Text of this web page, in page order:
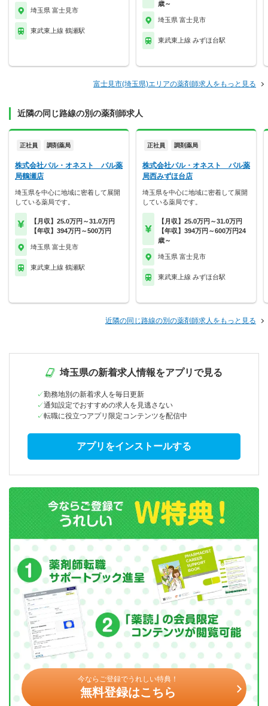
埼玉県 富士見市
東武東上線 鶴瀬駅
歳～
埼玉県 富士見市
東武東上線 みずほ台駅
富士見市(埼玉県)エリアの薬剤師求人をもっと見る
近隣の同じ路線の別の薬剤師求人
正社員 調剤薬局
株式会社パル・オネスト パル薬
局鶴瀬店
埼玉県を中心に地域に密着して展開
している薬局です。
【月収】25.0万円～31.0万円
【年収】394万円～500万円
埼玉県 富士見市
東武東上線 鶴瀬駅
正社員 調剤薬局
株式会社パル・オネスト パル薬
局西みずほ台店
埼玉県を中心に地域に密着して展開
している薬局です。
【月収】25.0万円～31.0万円
【年収】394万円～600万円24
歳～
埼玉県 富士見市
東武東上線 みずほ台駅
近隣の同じ路線の別の薬剤師求人をもっと見る
埼玉県の新着求人情報をアプリで見る
勤務地別の新着求人を毎日更新
通知設定でおすすめの求人を見逃さない
転職に役立つアプリ限定コンテンツを配信中
アプリをインストールする
今ならご登録でうれしい特典！
無料登録はこちら